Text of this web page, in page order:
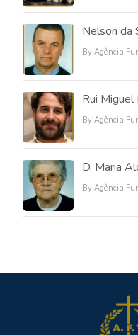
Nelson da
By Agência
Rui Miguel
By Agência
D. Maria
By Agência